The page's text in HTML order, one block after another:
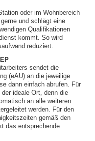
oder im Wohnbereich
und schlägt eine
Qualifikationen
kommt. So wird
reduziert.
sendet die
(eAU) an die jeweilige
dann einfach abrufen. Für
ideale Ort, denn die
an alle weiteren
werden. Für den
gemäß den
das entsprechende